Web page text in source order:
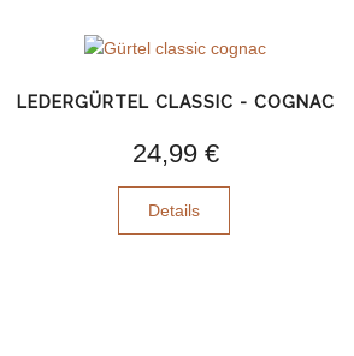
LEDERGÜRTEL CLASSIC - COGNAC
24,99 €
Details